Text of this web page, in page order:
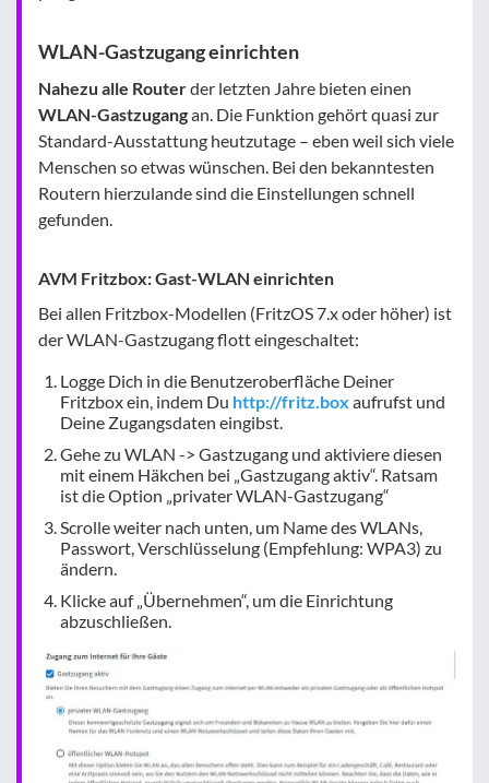
WLAN-Gastzugang einrichten
Nahezu alle Routerder letzten Jahre bieten einen
WLAN-Gastzugangan. Die Funktion gehört quasi zur
Standard-Ausstattung heutzutage – eben weil sich viele
Menschen so etwas wünschen. Bei den bekanntesten
Routern hierzulande sind die Einstellungen schnell
gefunden.
AVM Fritzbox: Gast-WLAN einrichten
Bei allen Fritzbox-Modellen (FritzOS 7.x oder höher) ist
der WLAN-Gastzugang flott eingeschaltet:
Logge Dich in die Benutzeroberfläche Deiner
Fritzbox ein, indem Du http://fritz.box aufrufst und
Deine Zugangsdaten eingibst.
Gehe zu WLAN -> Gastzugang und aktiviere diesen
mit einem Häkchen bei „Gastzugang aktiv“. Ratsam
ist die Option „privater WLAN-Gastzugang“
Scrolle weiter nach unten, um Name des WLANs,
Passwort, Verschlüsselung (Empfehlung: WPA3) zu
ändern.
Klicke auf „Übernehmen“, um die Einrichtung
abzuschließen.